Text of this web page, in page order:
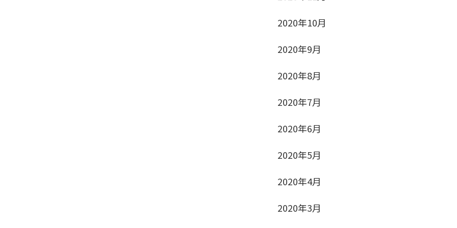
2020年10月
2020年9月
2020年8月
2020年7月
2020年6月
2020年5月
2020年4月
2020年3月